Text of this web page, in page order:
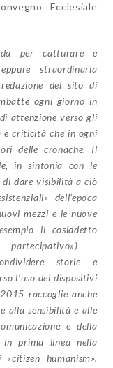
Ecclesiale
per catturare e
straordinaria
del sito di
ogni giorno in
attenzione verso gli
criticità che in ogni
delle cronache. Il
in sintonia con le
di dare visibilità a ciò
dell’epoca
mezzi e le nuove
il cosiddetto
partecipativo») –
storie e
l’uso dei dispositivi
raccoglie anche
alla sensibilità e alle
e della
in prima linea nella
humanism».